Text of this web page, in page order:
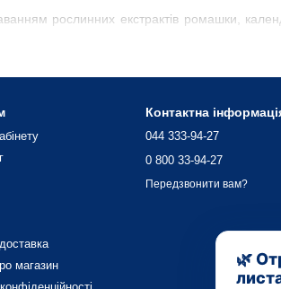
рослинних екстрактів ромашки,
доступним асортиментом. Догляд за
магазин
Контактна
044 333-94-27
0 800 33-94-27
Передзвонити вам?